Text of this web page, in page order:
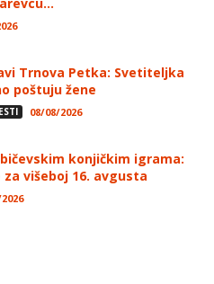
Trnova Petka: Svetiteljka
poštuju žene
08/08/2026
konjičkim igrama:
višeboj 16. avgusta